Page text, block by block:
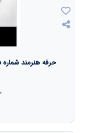
حرفه هنرمند شماره 45 ویژه کارت پستال و نامه نگاری